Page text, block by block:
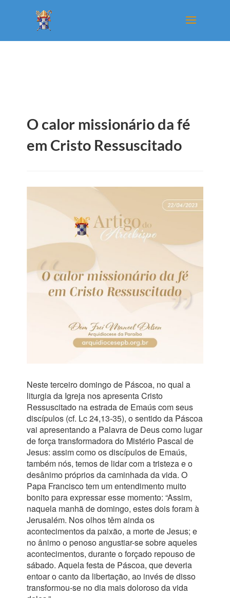
O calor missionário da fé
em Cristo Ressuscitado
Neste terceiro domingo de Páscoa, no qual a
liturgia da Igreja nos apresenta Cristo
Ressuscitado na estrada de Emaús com seus
discípulos (cf. Lc 24,13-35), o sentido da Páscoa
vai apresentando a Palavra de Deus como lugar
de força transformadora do Mistério Pascal de
Jesus: assim como os discípulos de Emaús,
também nós, temos de lidar com a tristeza e o
desânimo próprios da caminhada da vida. O
Papa Francisco tem um entendimento muito
bonito para expressar esse momento: “Assim,
naquela manhã de domingo, estes dois foram à
Jerusalém. Nos olhos têm ainda os
acontecimentos da paixão, a morte de Jesus; e
no ânimo o penoso angustiar-se sobre aqueles
acontecimentos, durante o forçado repouso de
sábado. Aquela festa de Páscoa, que deveria
entoar o canto da libertação, ao invés de disso
transformou-se no dia mais doloroso da vida